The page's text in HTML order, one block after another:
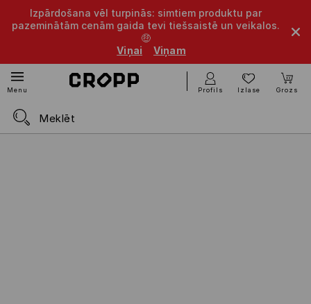
Izpārdošana vēl turpinās: simtiem produktu par
pazeminātām cenām gaida tevi tiešsaistē un veikalos.
🤑
Viņai
Viņam
Menu Profils Izlase Grozs